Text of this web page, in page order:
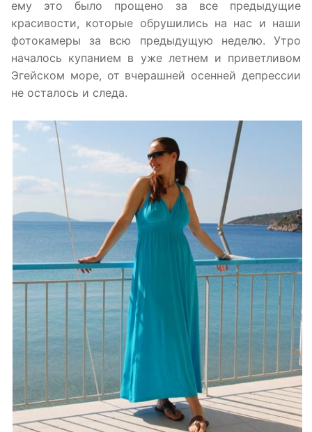
ему это было прощено за все предыдущие
красивости, которые обрушились на нас и наши
фотокамеры за всю предыдущую неделю. Утро
началось купанием в уже летнем и приветливом
Эгейском море, от вчерашней осенней депрессии
не осталось и следа.